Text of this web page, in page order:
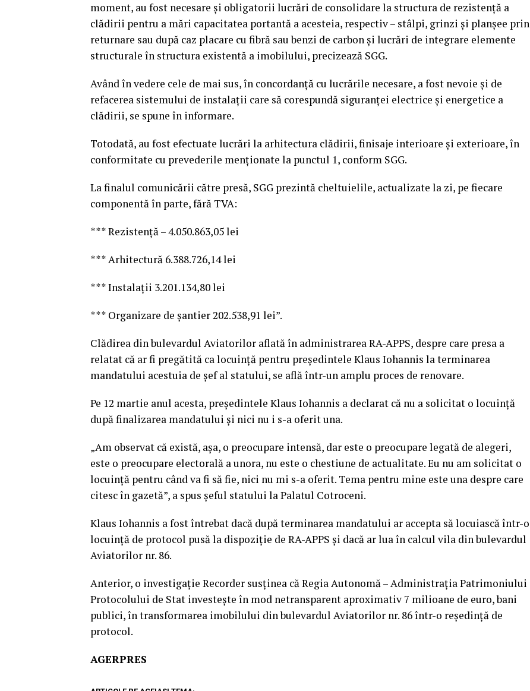
moment, au fost necesare şi obligatorii lucrări de consolidare la structura de rezistenţă a
clădirii pentru a mări capacitatea portantă a acesteia, respectiv – stâlpi, grinzi şi planşee prin
returnare sau după caz placare cu fibră sau benzi de carbon şi lucrări de integrare elemente
structurale în structura existentă a imobilului, precizează SGG.
Având în vedere cele de mai sus, în concordanţă cu lucrările necesare, a fost nevoie şi de
refacerea sistemului de instalaţii care să corespundă siguranţei electrice şi energetice a
clădirii, se spune în informare.
Totodată, au fost efectuate lucrări la arhitectura clădirii, finisaje interioare şi exterioare, în
conformitate cu prevederile menţionate la punctul 1, conform SGG.
La finalul comunicării către presă, SGG prezintă cheltuielile, actualizate la zi, pe fiecare
componentă în parte, fără TVA:
*** Rezistenţă – 4.050.863,05 lei
*** Arhitectură 6.388.726,14 lei
*** Instalaţii 3.201.134,80 lei
*** Organizare de şantier 202.538,91 lei”.
Clădirea din bulevardul Aviatorilor aflată în administrarea RA-APPS, despre care presa a
relatat că ar fi pregătită ca locuinţă pentru preşedintele Klaus Iohannis la terminarea
mandatului acestuia de şef al statului, se află într-un amplu proces de renovare.
Pe 12 martie anul acesta, preşedintele Klaus Iohannis a declarat că nu a solicitat o locuinţă
după finalizarea mandatului şi nici nu i s-a oferit una.
„Am observat că există, aşa, o preocupare intensă, dar este o preocupare legată de alegeri,
este o preocupare electorală a unora, nu este o chestiune de actualitate. Eu nu am solicitat o
locuinţă pentru când va fi să fie, nici nu mi s-a oferit. Tema pentru mine este una despre care
citesc în gazetă”, a spus şeful statului la Palatul Cotroceni.
Klaus Iohannis a fost întrebat dacă după terminarea mandatului ar accepta să locuiască într-o
locuinţă de protocol pusă la dispoziţie de RA-APPS şi dacă ar lua în calcul vila din bulevardul
Aviatorilor nr. 86.
Anterior, o investigaţie Recorder susţinea că Regia Autonomă – Administraţia Patrimoniului
Protocolului de Stat investeşte în mod netransparent aproximativ 7 milioane de euro, bani
publici, în transformarea imobilului din bulevardul Aviatorilor nr. 86 într-o reşedinţă de
protocol.
AGERPRES